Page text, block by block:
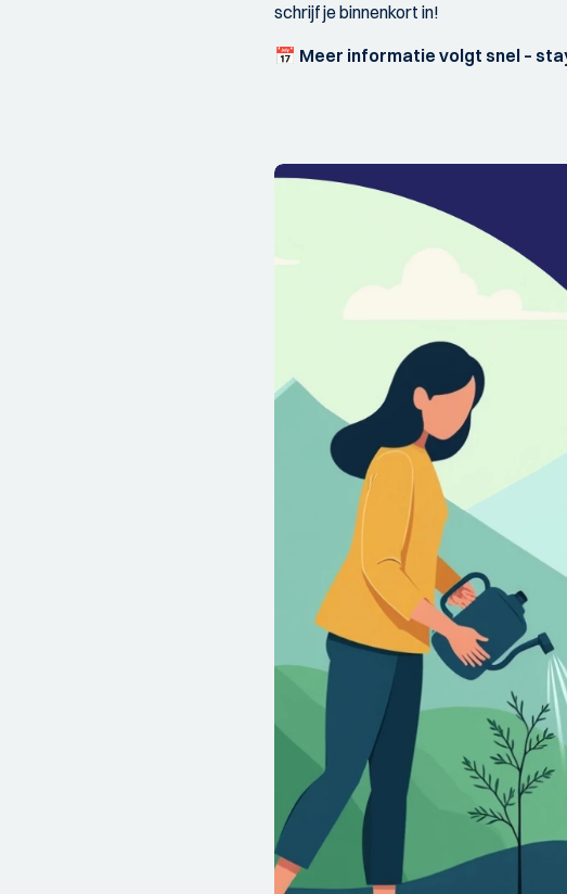
schrijf je binnenkort in!
📅 Meer informatie volgt snel –